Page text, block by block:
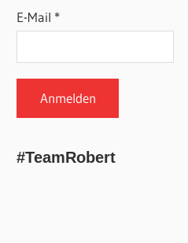
E-Mail *
#TeamRobert